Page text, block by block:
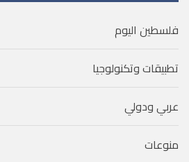
فلسطين اليوم
تطبيقات وتكنولوجيا
عربي ودولي
منوعات